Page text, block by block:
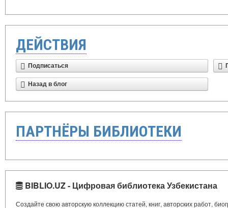
ДЕЙСТВИЯ
Подписаться
Назад в блог
ПАРТНЁРЫ БИБЛИОТЕКИ
BIBLIO.UZ - Цифровая библиотека Узбекистана
Создайте свою авторскую коллекцию статей, книг, авторских работ,